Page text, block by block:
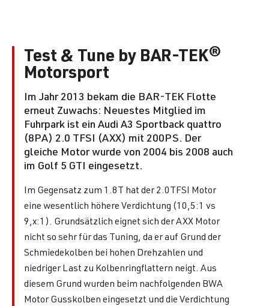
Test & Tune by BAR-TEK®
Motorsport
Im Jahr 2013 bekam die BAR-TEK Flotte
erneut Zuwachs: Neuestes Mitglied im
Fuhrpark ist ein Audi A3 Sportback quattro
(8PA) 2.0 TFSI (AXX) mit 200PS. Der
gleiche Motor wurde von 2004 bis 2008 auch
im Golf 5 GTI eingesetzt.
Im Gegensatz zum 1.8T hat der 2.0TFSI Motor
eine wesentlich höhere Verdichtung (10,5:1 vs
9,x:1). Grundsätzlich eignet sich der AXX Motor
nicht so sehr für das Tuning, da er auf Grund der
Schmiedekolben bei hohen Drehzahlen und
niedriger Last zu Kolbenringflattern neigt. Aus
diesem Grund wurden beim nachfolgenden BWA
Motor Gusskolben eingesetzt und die Verdichtung